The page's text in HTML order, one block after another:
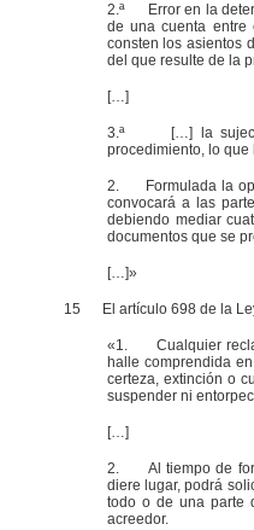
2.ª Error en la
de una cuenta entre
consten los asientos
del que resulte de la
[…]
3.ª […] la sujeción
procedimiento, lo
2. Formulada la
convocará a las
debiendo mediar
documentos que se
[…]»
15 El artículo 698 de la
«1. Cualquier
halle comprendida
certeza, extinción o
suspender ni
[…]
2. Al tiempo de
diere lugar, podrá
todo o de una parte
acreedor.